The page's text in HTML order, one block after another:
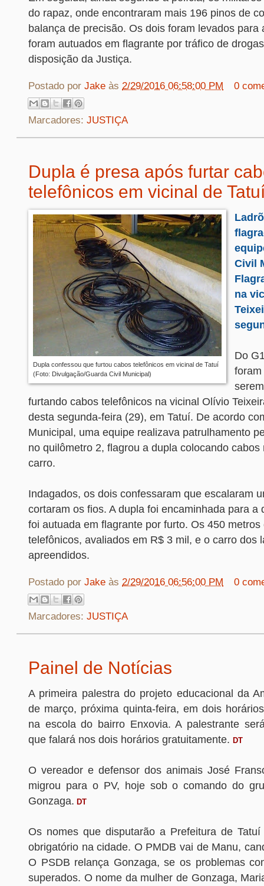
do rapaz, onde encontraram mais 196 pinos de
balança de precisão. Os dois foram levados para
foram autuados em flagrante por tráfico de
disposição da Justiça.
Postado por Jake às 2/29/2016 06:58:00 PM 0
Marcadores: JUSTIÇA
Dupla é presa após furtar
telefônicos em vicinal de
Dupla confessou que furtou cabos telefônicos em vicinal de Tatuí
(Foto: Divulgação/Guarda Civil Municipal)
Civil
na
Do
foram
furtando cabos telefônicos na vicinal Olívio
desta segunda-feira (29), em Tatuí. De acordo
Municipal, uma equipe realizava patrulhamento
no quilômetro 2, flagrou a dupla colocando cabos
carro.
Indagados, os dois confessaram que escalaram
cortaram os fios. A dupla foi encaminhada para a
foi autuada em flagrante por furto. Os 450 metros
telefônicos, avaliados em R$ 3 mil, e o carro dos
apreendidos.
Postado por Jake às 2/29/2016 06:56:00 PM 0
Marcadores: JUSTIÇA
Painel de Notícias
A primeira palestra do projeto educacional da
de março, próxima quinta-feira, em dois
na escola do bairro Enxovia. A palestrante
que falará nos dois horários gratuitamente. DT
O vereador e defensor dos animais José
migrou para o PV, hoje sob o comando do
Gonzaga. DT
Os nomes que disputarão a Prefeitura de
obrigatório na cidade. O PMDB vai de Manu,
O PSDB relança Gonzaga, se os problemas
superados. O nome da mulher de Gonzaga,